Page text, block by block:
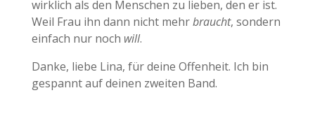
wirklich als den Menschen zu lieben, den er ist.
Weil Frau ihn dann nicht mehrbraucht, sondern
einfach nur noch will.
Danke, liebe Lina, für deine Offenheit. Ich bin
gespannt auf deinen zweiten Band.